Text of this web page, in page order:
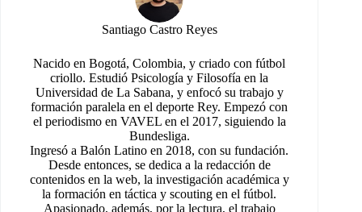
Santiago Castro Reyes
Nacido en Bogotá, Colombia, y criado con fútbol
criollo. Estudió Psicología y Filosofía en la
Universidad de La Sabana, y enfocó su trabajo y
formación paralela en el deporte Rey. Empezó con
el periodismo en VAVEL en el 2017, siguiendo la
Bundesliga.
Ingresó a Balón Latino en 2018, con su fundación.
Desde entonces, se dedica a la redacción de
contenidos en la web, la investigación académica y
la formación en táctica y scouting en el fútbol.
Apasionado, además, por la lectura, el trabajo